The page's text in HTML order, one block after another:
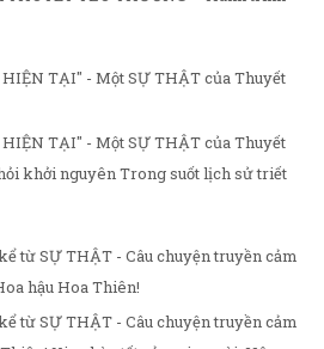
HIỆN TẠI" - Một SỰ THẬT của Thuyết
HIỆN TẠI" - Một SỰ THẬT của Thuyết
khởi nguyên Trong suốt lịch sử triết
từ SỰ THẬT - Câu chuyện truyền cảm
hậu Hoa Thiên!
từ SỰ THẬT - Câu chuyện truyền cảm